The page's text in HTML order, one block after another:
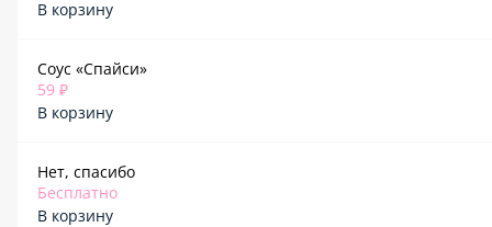
В корзину
Соус «Спайси»
59 ₽
В корзину
Нет, спасибо
Бесплатно
В корзину